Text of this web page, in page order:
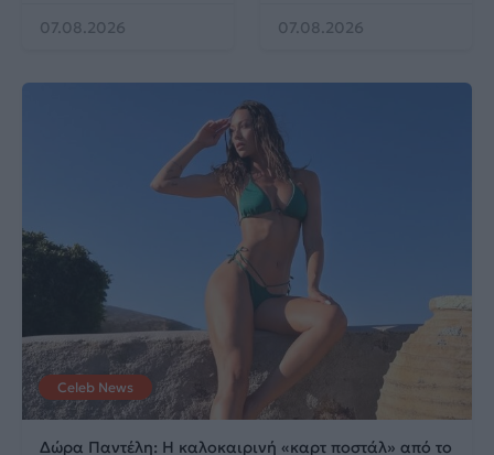
07.08.2026 07.08.2026
Celeb News
Δώρα Παντέλη: Η καλοκαιρινή «καρτ ποστάλ» από το